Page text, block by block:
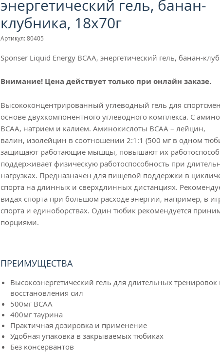
энергетический гель, банан-
клубника, 18х70г
Артикул: 80405
Sponser Liquid Energy BCAA, энергетический гель, банан-
Внимание! Цена действует только при онлайн заказе.
Высококонцентрированный углеводный гель для
основе двухкомпонентного углеводного комплекса. С
ВСАА, натрием и калием. Аминокислоты ВСАА – лейцин,
валин, изолейцин в соотношении 2:1:1 (500 мг в одном
защищают работающие мышцы, повышают их
поддерживает физическую работоспособность при
нагрузках. Предназначен для пищевой поддержки в
спорта на длинных и сверхдлинных дистанциях.
видах спорта при большом расходе энергии, например, в
спорта и единоборствах. Один тюбик рекомендуется
порциями.
ПРЕИМУЩЕСТВА
Высокоэнергетический гель для длительных тренировок
восстановления сил
500мг ВСАА
400мг таурина
Практичная дозировка и применение
Удобная упаковка в закрываемых тюбиках
Без консервантов